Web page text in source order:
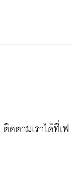
ดตามเราได้ที่เฟ